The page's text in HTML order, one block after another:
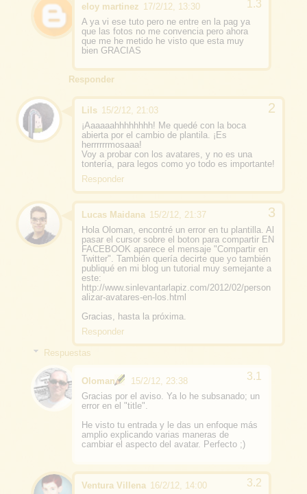
eloy martinez 17/2/12, 13:30
A ya vi ese tuto pero ne entre en la pag ya
que las fotos no me convencia pero ahora
que me he metido he visto que esta muy
bien GRACIAS
Responder
Lils 15/2/12, 21:03
¡Aaaaaahhhhhhhh! Me quedé con la boca
abierta por el cambio de plantila. ¡Es
herrrrrrmosaaa!
Voy a probar con los avatares, y no es una
tontería, para legos como yo todo es importante!
Responder
Lucas Maidana 15/2/12, 21:37
Hola Oloman, encontré un error en tu plantilla. Al
pasar el cursor sobre el boton para compartir EN
FACEBOOK aparece el mensaje "Compartir en
Twitter". También quería decirte que yo también
publiqué en mi blog un tutorial muy semejante a
este:
http://www.sinlevantarlapiz.com/2012/02/person
alizar-avatares-en-los.html
Gracias, hasta la próxima.
Responder
Respuestas
Oloman
15/2/12, 23:38
Gracias por el aviso. Ya lo he subsanado; un
error en el "title".
He visto tu entrada y le das un enfoque más
amplio explicando varias maneras de
cambiar el aspecto del avatar. Perfecto ;)
Ventura Villena 16/2/12, 14:00